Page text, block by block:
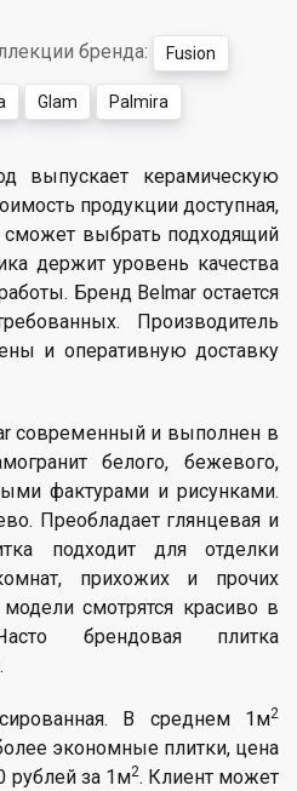
бренда: Fusion
Glam Palmira
выпускает керамическую
продукции доступная,
выбрать подходящий
держит уровень качества
Бренд Belmar остается
Производитель
и оперативную доставку
современный и выполнен в
белого, бежевого,
фактурами и рисунками.
Преобладает глянцевая и
подходит для отделки
прихожих и прочих
смотрятся красиво в
брендовая плитка
В среднем 1м2
экономные плитки, цена
рублей за 1м2. Клиент может